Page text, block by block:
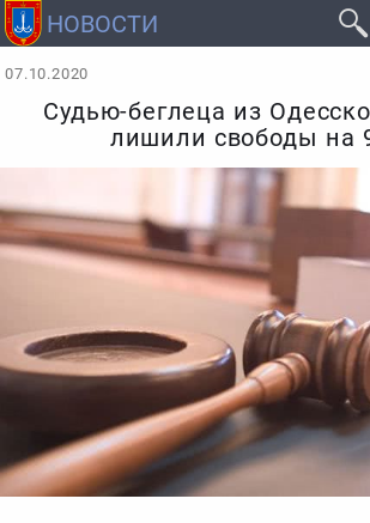
07.10.2020
Судью-беглеца из
лишили свободы на